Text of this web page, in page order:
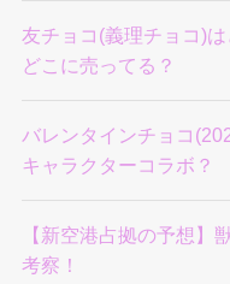
友チョコ(義理チョコ)
どこに売ってる？
バレンタインチョコ
キャラクターコラボ？
【新空港占拠の予想】
考察！